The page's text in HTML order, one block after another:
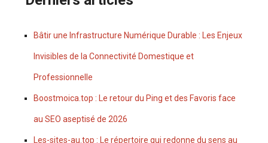
Bâtir une Infrastructure Numérique Durable : Les Enjeux
Invisibles de la Connectivité Domestique et
Professionnelle
Boostmoica.top : Le retour du Ping et des Favoris face
au SEO aseptisé de 2026
Les-sites-au.top : Le répertoire qui redonne du sens au